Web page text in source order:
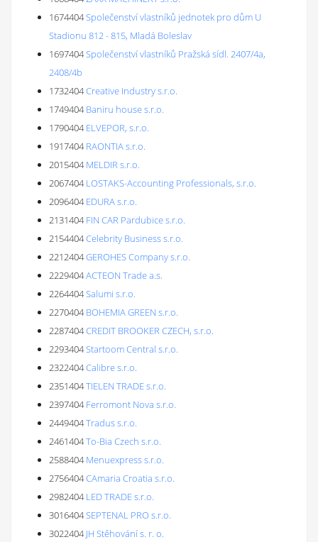
1674404Společenství vlastníků jednotek pro dům U
Stadionu 812 - 815, Mladá Boleslav
1697404Společenství vlastníků Pražská sídl. 2407/4a,
2408/4b
1732404Creative Industry s.r.o.
1749404 Baniru house s.r.o.
1790404 ELVEPOR, s.r.o.
1917404 RAONTIA s.r.o.
2015404 MELDIR s.r.o.
2067404 LOSTAKS-Accounting Professionals, s.r.o.
2096404 EDURA s.r.o.
2131404 FIN CAR Pardubice s.r.o.
2154404Celebrity Business s.r.o.
2212404GEROHES Company s.r.o.
2229404ACTEON Trade a.s.
2264404Salumi s.r.o.
2270404 BOHEMIA GREEN s.r.o.
2287404CREDIT BROOKER CZECH, s.r.o.
2293404Startoom Central s.r.o.
2322404Calibre s.r.o.
2351404TIELEN TRADE s.r.o.
2397404 Ferromont Nova s.r.o.
2449404Tradus s.r.o.
2461404To-Bia Czech s.r.o.
2588404 Menuexpress s.r.o.
2756404CAmaria Croatia s.r.o.
2982404 LED TRADE s.r.o.
3016404SEPTENAL PRO s.r.o.
3022404 JH Stěhování s. r. o.